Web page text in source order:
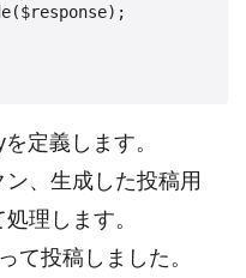
定義します。
、生成した投稿用
理します。
て投稿しました。